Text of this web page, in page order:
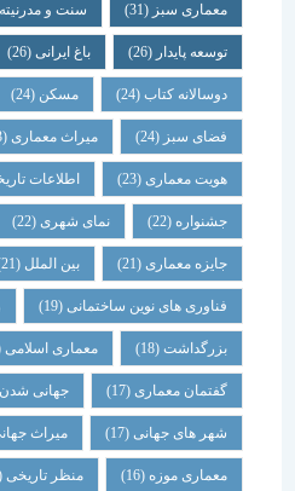
معماری سبز(31) سنت و مدرنیته(30)
توسعه پایدار(26) باغ ایرانی(26)
دوسالانه کتاب(24) مسکن (24)
فضای سبز(24) میراث معماری (23)
هویت معماری (23) اطلاعات تاریخی(23)
جشنواره(22) نمای شهری(22)
جایزه معماری (21) بین الملل(21)
فناوری های نوین ساختمانی(19)
بزرگداشت (18) معماری اسلامی(18)
گفتمان معماری (17) جهانی شدن(17)
شهر های جهانی(17) میراث جهانی(17)
معماری موزه(16) منظر تاریخی (16)